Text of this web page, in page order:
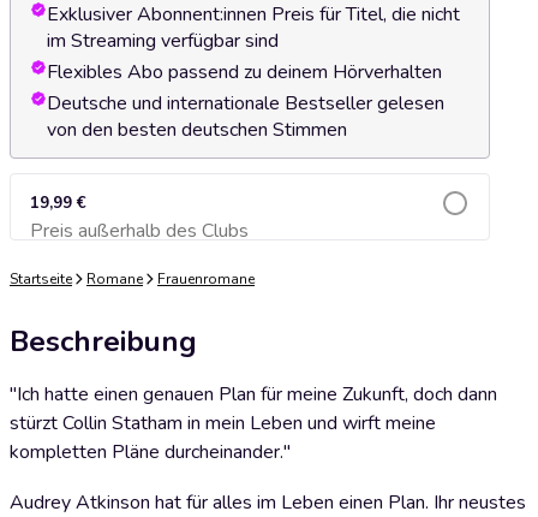
Exklusiver Abonnent:innen Preis für Titel, die nicht
im Streaming verfügbar sind
Flexibles Abo passend zu deinem Hörverhalten
Deutsche und internationale Bestseller gelesen
von den besten deutschen Stimmen
19,99 €
Preis außerhalb des ClubsZum Warenkorb hinzufügen
Startseite Romane Frauenromane
Beschreibung
"Ich hatte einen genauen Plan für meine Zukunft, doch dann
stürzt Collin Statham in mein Leben und wirft meine
kompletten Pläne durcheinander."
Audrey Atkinson hat für alles im Leben einen Plan. Ihr neustes